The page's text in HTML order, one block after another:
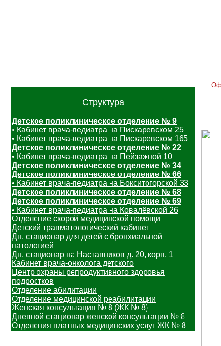
Структура
Детское поликлиническое отделение № 9
• Кабинет врача-педиатра на Пискаревском 25
• Кабинет врача-педиатра на Пискаревском 165
Детское поликлиническое отделение № 22
• Кабинет врача-педиатра на Пейзажной 10
Детское поликлиническое отделение № 34
Детское поликлиническое отделение № 66
• Кабинет врача-педиатра на Бокситогорской 33
Детское поликлиническое отделение № 68
Детское поликлиническое отделение № 69
• Кабинет врача-педиатра на Ковалёвской 26
Отделение скорой медицинской помощи
Детский травматологический кабинет
Дн. стационар для детей с бронхиальной
патологией
Дн. стационар на Наставников д. 20, корп. 1
Кабинет врача-онколога детского
Центр охраны репродуктивного здоровья
подростков
Отделение абилитации
Отделение медицинской реабилитации
Женская консультация № 8 (ЖК № 8)
Дневной стационар женской консультации № 8
Отделения платных медицинских услуг ЖК № 8